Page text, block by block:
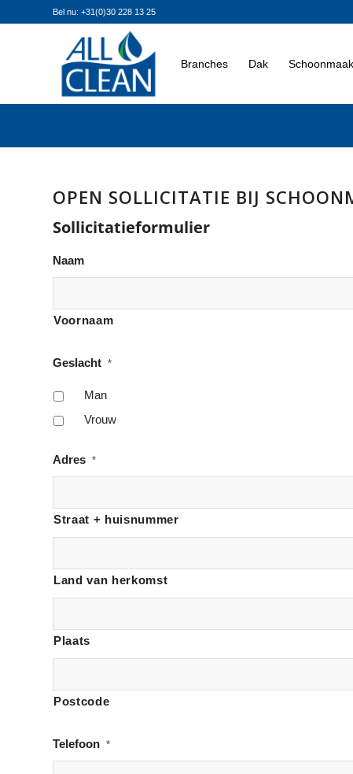
Bel nu: +31(0)30 228 13 25
Branches Dak
OPEN SOLLICITATIE BIJ
Sollicitatieformulier
Naam
Voornaam
Geslacht *
Man
Vrouw
Adres *
Straat + huisnummer
Land van herkomst
Plaats
Postcode
Telefoon *